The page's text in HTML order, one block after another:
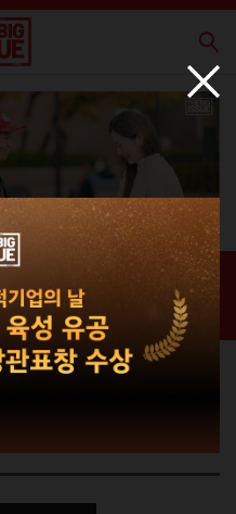
홈 / 매거진 / 신간 · 과월호